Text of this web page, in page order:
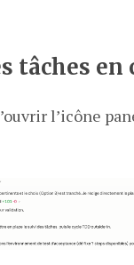
tâches en
l’icône